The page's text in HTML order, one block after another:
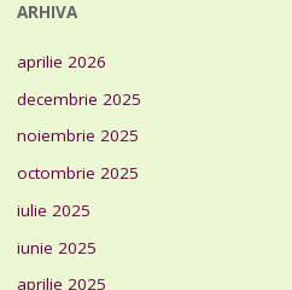
ARHIVA
aprilie 2026
decembrie 2025
noiembrie 2025
octombrie 2025
iulie 2025
iunie 2025
aprilie 2025